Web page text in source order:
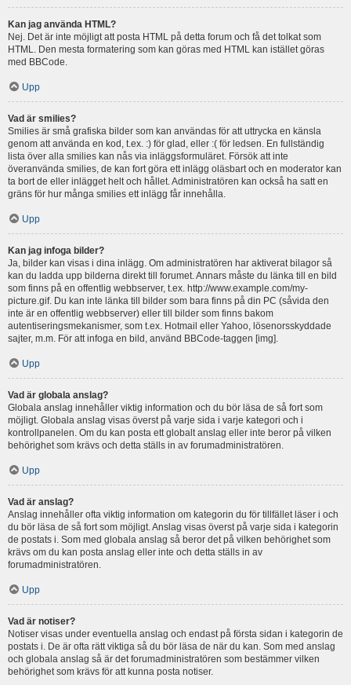
Kan jag använda HTML?
Nej. Det är inte möjligt att posta HTML på detta forum och få det tolkat som
HTML. Den mesta formatering som kan göras med HTML kan istället göras
med BBCode.
Upp
Vad är smilies?
Smilies är små grafiska bilder som kan användas för att uttrycka en känsla
genom att använda en kod, t.ex. :) för glad, eller :( för ledsen. En fullständig
lista över alla smilies kan nås via inläggsformuläret. Försök att inte
överanvända smilies, de kan fort göra ett inlägg oläsbart och en moderator kan
ta bort de eller inlägget helt och hållet. Administratören kan också ha satt en
gräns för hur många smilies ett inlägg får innehålla.
Upp
Kan jag infoga bilder?
Ja, bilder kan visas i dina inlägg. Om administratören har aktiverat bilagor så
kan du ladda upp bilderna direkt till forumet. Annars måste du länka till en bild
som finns på en offentlig webbserver, t.ex. http://www.example.com/my-
picture.gif. Du kan inte länka till bilder som bara finns på din PC (såvida den
inte är en offentlig webbserver) eller till bilder som finns bakom
autentiseringsmekanismer, som t.ex. Hotmail eller Yahoo, lösenorsskyddade
sajter, m.m. För att infoga en bild, använd BBCode-taggen [img].
Upp
Vad är globala anslag?
Globala anslag innehåller viktig information och du bör läsa de så fort som
möjligt. Globala anslag visas överst på varje sida i varje kategori och i
kontrollpanelen. Om du kan posta ett globalt anslag eller inte beror på vilken
behörighet som krävs och detta ställs in av forumadministratören.
Upp
Vad är anslag?
Anslag innehåller ofta viktig information om kategorin du för tillfället läser i och
du bör läsa de så fort som möjligt. Anslag visas överst på varje sida i kategorin
de postats i. Som med globala anslag så beror det på vilken behörighet som
krävs om du kan posta anslag eller inte och detta ställs in av
forumadministratören.
Upp
Vad är notiser?
Notiser visas under eventuella anslag och endast på första sidan i kategorin de
postats i. De är ofta rätt viktiga så du bör läsa de när du kan. Som med anslag
och globala anslag så är det forumadministratören som bestämmer vilken
behörighet som krävs för att kunna posta notiser.